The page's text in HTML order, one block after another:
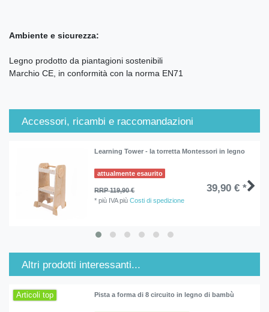
Ambiente e sicurezza:
Legno prodotto da piantagioni sostenibili
Marchio CE, in conformità con la norma EN71
Accessori, ricambi e raccomandazioni
Learning Tower - la torretta Montessori in legno
attualmente esaurito
RRP 119,90 € 39,90 € *
*più IVApiùCosti di spedizione
Altri prodotti interessanti...
Articoli top Pista a forma di 8 circuito in legno di bambù